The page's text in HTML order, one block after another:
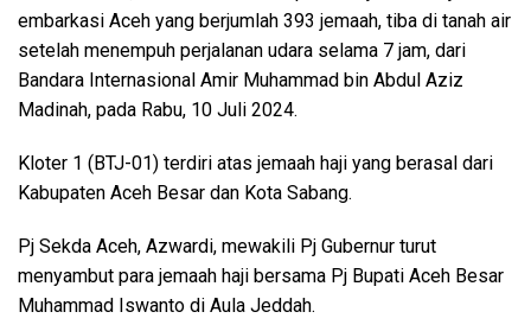
embarkasi Aceh yang berjumlah 393 jemaah, tiba di tanah air
setelah menempuh perjalanan udara selama 7 jam, dari
Bandara Internasional Amir Muhammad bin Abdul Aziz
Madinah, pada Rabu, 10 Juli 2024.
Kloter 1 (BTJ-01) terdiri atas jemaah haji yang berasal dari
Kabupaten Aceh Besar dan Kota Sabang.
Pj Sekda Aceh, Azwardi, mewakili Pj Gubernur turut
menyambut para jemaah haji bersama Pj Bupati Aceh Besar
Muhammad Iswanto di Aula Jeddah.